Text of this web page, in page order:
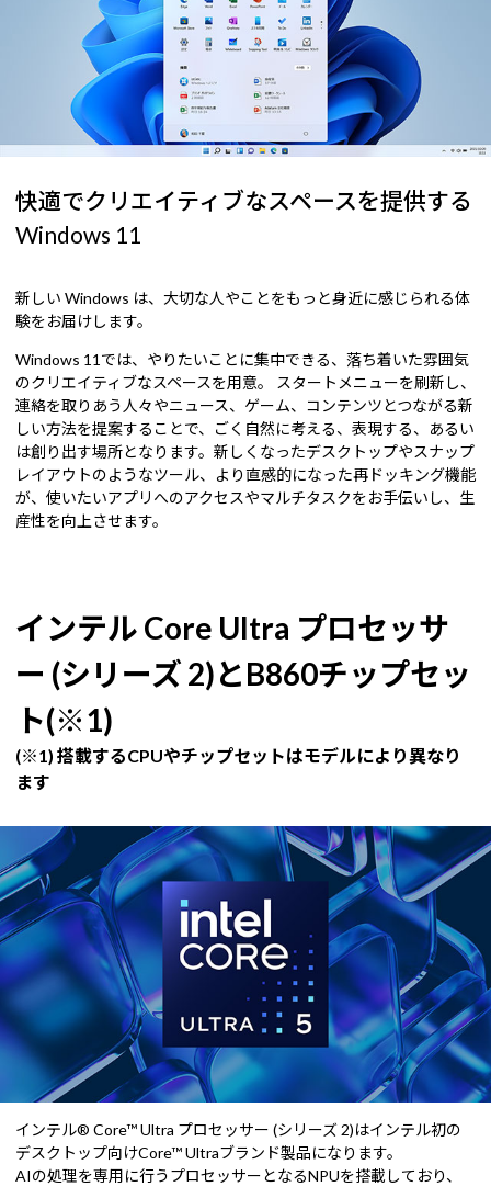
快適でクリエイティブなスペースを提供する
Windows 11
新しい Windows は、大切な人やことをもっと身近に感じられる体
験をお届けします。
Windows 11では、やりたいことに集中できる、落ち着いた雰囲気
のクリエイティブなスペースを用意。 スタートメニューを刷新し、
連絡を取りあう人々やニュース、ゲーム、コンテンツとつながる新
しい方法を提案することで、ごく自然に考える、表現する、あるい
は創り出す場所となります。新しくなったデスクトップやスナップ
レイアウトのようなツール、より直感的になった再ドッキング機能
が、使いたいアプリへのアクセスやマルチタスクをお手伝いし、生
産性を向上させます。
インテル Core Ultra プロセッサ
ー (シリーズ 2)とB860チップセッ
ト(※1)
(※1) 搭載するCPUやチップセットはモデルにより異なり
ます
インテル® Core™ Ultra プロセッサー (シリーズ 2)はインテル初の
デスクトップ向けCore™ Ultraブランド製品になります。
AIの処理を専用に行うプロセッサーとなるNPUを搭載しており、